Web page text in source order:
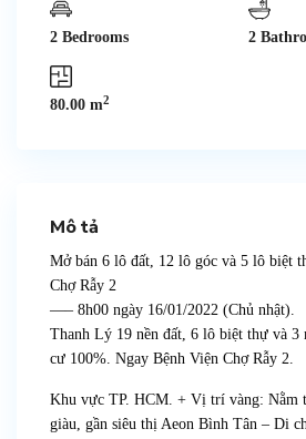
2 Bedrooms 2
80.00 m2
Mô tả
Mở bán 6 lô đất, 12 lô góc và 5 lô biệt
Chợ Rẫy 2
—– 8h00 ngày 16/01/2022 (Chủ nhật).
Thanh Lý 19 nền đất, 6 lô biệt thự và 3
cư 100%. Ngay Bệnh Viện Chợ Rẫy 2.
Khu vực TP. HCM. + Vị trí vàng: Nằm
giàu, gần siêu thị Aeon Bình Tân – Di